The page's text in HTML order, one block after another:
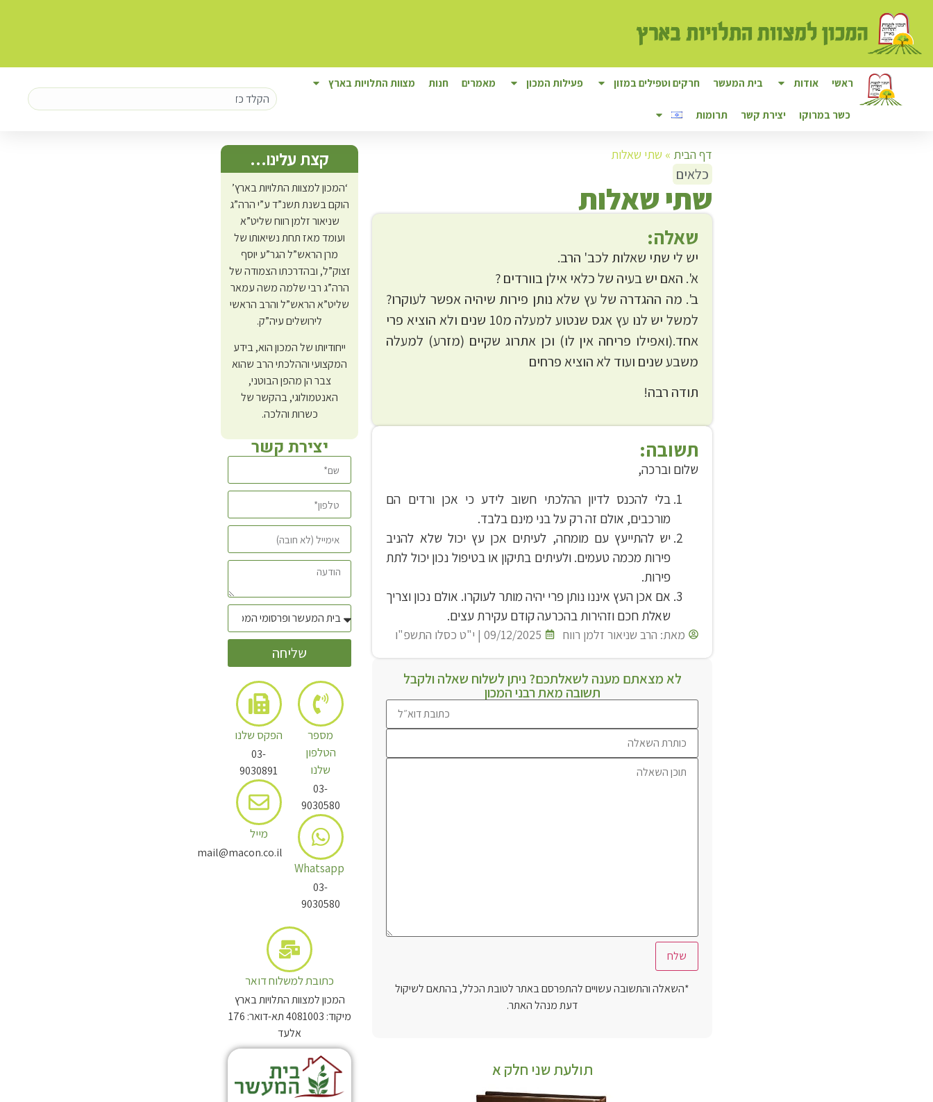
ראשי אודות בית המעשר חרקים וטפילים במזון פעילות המכון מאמרים חנות מצוות התלויות בארץ
כשר במרוקו יצירת קשר תרומות
דף הבית » שתי שאלות
כלאים
שתי שאלות
שאלה:
יש לי שתי שאלות לכב' הרב.
א'. האם יש בעיה של כלאי אילן בוורדים ?
ב'. מה ההגדרה של עץ שלא נותן פירות שיהיה אפשר לעוקרו?
למשל יש לנו עץ אגס שנטוע למעלה מ10 שנים ולא הוציא פרי
אחד.(ואפילו פריחה אין לו) וכן אתרוג שקיים (מזרע) למעלה
משבע שנים ועוד לא הוציא פרחים
תודה רבה!
תשובה:
שלום וברכה,
בלי להכנס לדיון ההלכתי חשוב לידע כי אכן ורדים הם
מורכבים, אולם זה רק על בני מינם בלבד.
יש להתייעץ עם מומחה, לעיתים אכן עץ יכול שלא להניב
פירות מכמה טעמים. ולעיתים בתיקון או בטיפול נכון יכול לתת
פירות.
אם אכן העץ איננו נותן פרי יהיה מותר לעוקרו. אולם נכון וצריך
שאלת חכם וזהירות בהכרעה קודם עקירת עצים.
מאת: הרב שניאור זלמן רווח 09/12/2025 | י"ט כסלו התשפ"ו
לא מצאתם מענה לשאלתכם? ניתן לשלוח שאלה ולקבל
תשובה מאת רבני המכון
*השאלה והתשובה עשויים להתפרסם באתר לטובת הכלל, בהתאם לשיקול
דעת מנהל האתר.
תולעת שני חלק א
קצת עלינו…
‘המכון למצוות התלויות בארץ’
הוקם בשנת תשנ”ד ע”י הרה”ג
שניאור זלמן רווח שליט”א
ועומד מאז תחת נשיאותו של
מרן הראש”ל הגר”ע יוסף
זצוק”ל, ובהדרכתו הצמודה של
הרה”ג רבי שלמה משה עמאר
שליט”א הראש”ל והרב הראשי
לירושלים עיה”ק.
ייחודיותו של המכון הוא, בידע
המקצועי וההלכתי הרב שהוא
צבר הן מהפן הבוטני,
האנטמולוגי, בהקשר של
כשרות והלכה.
יצירת קשר
שליחה
מספר
הטלפון
שלנו
03-
9030580
Whatsapp
03-
9030580
הפקס שלנו
03-
9030891
מייל
mail@macon.co.il
כתובת למשלוח דואר
המכון למצוות התלויות בארץ
מיקוד: 4081003 תא-דואר: 176
אלעד